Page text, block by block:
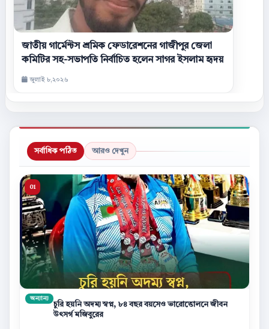
জাতীয় গার্মেন্টস শ্রমিক ফেডারেশনের গাজীপুর জেলা
কমিটির সহ-সভাপতি নির্বাচিত হলেন সাগর ইসলাম হৃদয়
জুলাই ৮,২০২৬
সর্বাধিক পঠিত আরও দেখুন
অন্যান্য
চুরি হয়নি অদম্য স্বপ্ন, ৮৪ বছর বয়সেও ভারোত্তোলনে জীবন
উৎসর্গ মজিবুরের